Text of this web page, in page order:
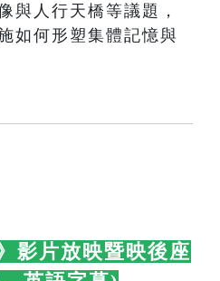
與人行天橋等議題，
如何形塑集體記憶與
影片放映暨映後座